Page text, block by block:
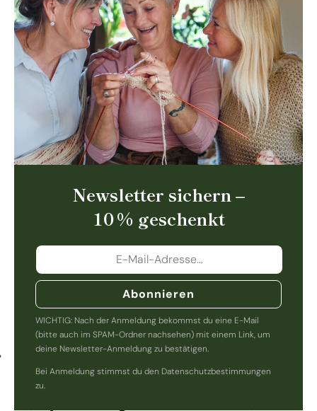
Newsletter sichern –
10 % geschenkt
Abonnieren
WICHTIG: Nach der Anmeldung bekommst du eine E-Mail
(bitte auch im SPAM-Ordner nachsehen) mit einem Link, um
deine Newsletter-Anmeldung zu bestätigen.
Bei Anmeldung stimmst du den Datenschutzbestimmungen
zu.